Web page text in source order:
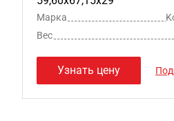
Марка
Вес
Узнать цену